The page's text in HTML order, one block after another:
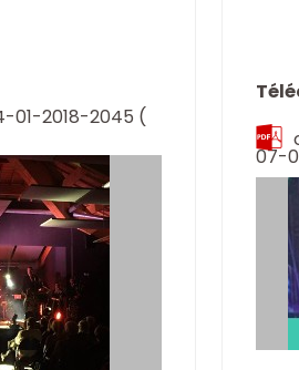
2018-2045 (
07-